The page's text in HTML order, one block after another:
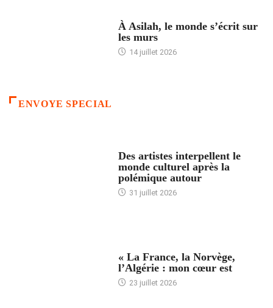
À Asilah, le monde s’écrit sur
les murs
14 juillet 2026
ENVOYE SPECIAL
Des artistes interpellent le
monde culturel après la
polémique autour
31 juillet 2026
« La France, la Norvège,
l’Algérie : mon cœur est
23 juillet 2026